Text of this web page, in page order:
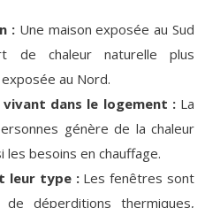
: Une maison exposée au Sud
de chaleur naturelle plus
au Nord.
dans le logement : La
génère de la chaleur
besoins en chauffage.
leur type : Les fenêtres sont
déperditions thermiques,